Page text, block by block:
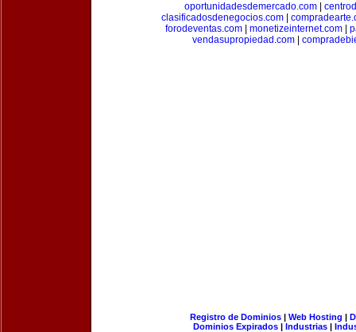
oportunidadesdemercado.com
clasificadosdenegocios.com|
forodeventas.com| monetizeinternet.com|
vendasupropiedad.com|
Registro de Dominios| Web Hosting |
Dominios Expirados | Industrias |